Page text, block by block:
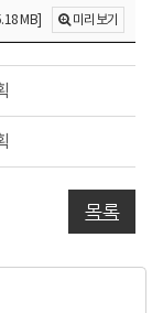
MB] 미리보기
목록